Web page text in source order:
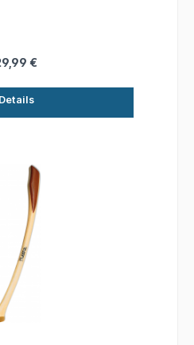
€
Details